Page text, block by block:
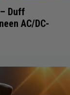
Duff
AC/DC-